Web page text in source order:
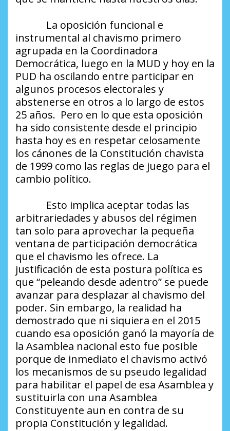
La oposición funcional e
instrumental al chavismo primero
agrupada en la Coordinadora
Democrática, luego en la MUD y hoy en la
PUD ha oscilando entre participar en
algunos procesos electorales y
abstenerse en otros a lo largo de estos
25 años. Pero en lo que esta oposición
ha sido consistente desde el principio
hasta hoy es en respetar celosamente
los cánones de la Constitución chavista
de 1999 como las reglas de juego para el
cambio político.
Esto implica aceptar todas las
arbitrariedades y abusos del régimen
tan solo para aprovechar la pequeña
ventana de participación democrática
que el chavismo les ofrece. La
justificación de esta postura política es
que “peleando desde adentro” se puede
avanzar para desplazar al chavismo del
poder. Sin embargo, la realidad ha
demostrado que ni siquiera en el 2015
cuando esa oposición ganó la mayoría de
la Asamblea nacional esto fue posible
porque de inmediato el chavismo activó
los mecanismos de su pseudo legalidad
para habilitar el papel de esa Asamblea y
sustituirla con una Asamblea
Constituyente aun en contra de su
propia Constitución y legalidad.